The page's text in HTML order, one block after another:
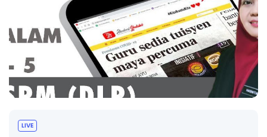
LIVE